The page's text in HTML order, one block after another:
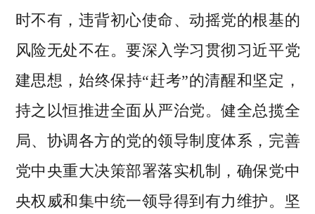
时不有，违背初心使命、动摇党的根基的
风险无处不在。要深入学习贯彻习近平党
建思想，始终保持“赶考”的清醒和坚定，
持之以恒推进全面从严治党。健全总揽全
局、协调各方的党的领导制度体系，完善
党中央重大决策部署落实机制，确保党中
央权威和集中统一领导得到有力维护。坚